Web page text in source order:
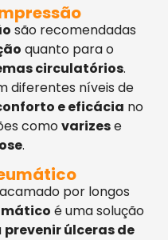
são recomendadas
quanto para o
circulatórios.
diferentes níveis de
e eficácia no
comovarizese
.
por longos
é uma solução
prevenir úlceras de